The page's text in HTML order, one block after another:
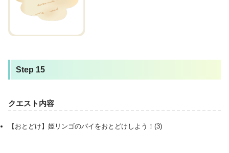
Step 15
クエスト内容
【おとどけ】姫リンゴのパイをおとどけしよう！(3)